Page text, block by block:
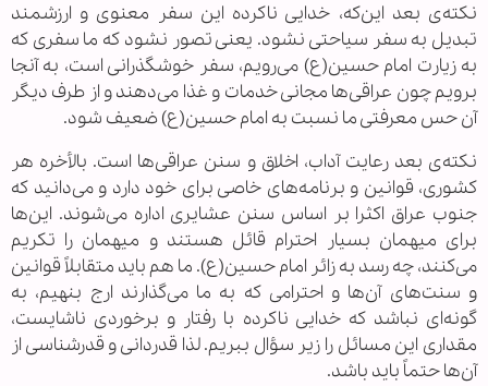
نکته‌ی بعد این‌که، خدایی ناکرده این سفر معنوی و ارزشمند
تبدیل به سفر سیاحتی نشود. یعنی تصور نشود که ما سفری که
به زیارت امام حسین(ع) می‌رویم، سفر خوشگذرانی است، به آنجا
برویم چون عراقی‌ها مجانی خدمات و غذا می‌دهند و از طرف دیگر
آن حس معرفتی ما نسبت به امام حسین(ع) ضعیف شود.
نکته‌ی بعد رعایت آداب، اخلاق و سنن عراقی‌ها است. بالأخره هر
کشوری، قوانین و برنامه‌های خاصی برای خود دارد و می‌دانید که
جنوب عراق اکثرا بر اساس سنن عشایری اداره می‌شوند. این‌ها
برای میهمان بسیار احترام قائل هستند و میهمان را تکریم
می‌کنند، چه رسد به زائر امام حسین(ع). ما هم باید متقابلاً قوانین
و سنت‌های آن‌ها و احترامی که به ما می‌گذارند ارج بنهیم، به
گونه‌ای نباشد که خدایی ناکرده با رفتار و برخوردی ناشایست،
مقداری این مسائل را زیر سؤال ببریم. لذا قدردانی و قدرشناسی از
آن‌ها حتماً باید باشد.